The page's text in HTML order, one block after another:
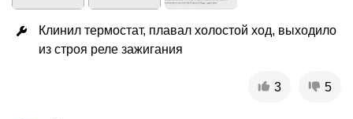
Клинил термостат, плавал холостой ход, выходило
из строя реле зажигания
3 5